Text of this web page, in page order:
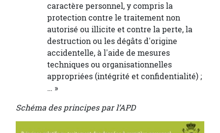
caractère personnel, y compris la
protection contre le traitement non
autorisé ou illicite et contre la perte, la
destruction ou les dégâts d'origine
accidentelle, à l'aide de mesures
techniques ou organisationnelles
appropriées (intégrité et confidentialité) ;
… »
Schéma des principes par l’APD